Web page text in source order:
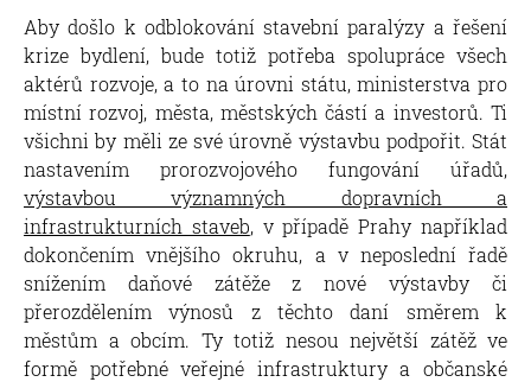
Aby došlo k odblokování stavební paralýzy a řešení
krize bydlení, bude totiž potřeba spolupráce všech
aktérů rozvoje, a to na úrovni státu, ministerstva pro
místní rozvoj, města, městských částí a investorů. Ti
všichni by měli ze své úrovně výstavbu podpořit. Stát
nastavením prorozvojového fungování úřadů,
výstavbou významných dopravních a
infrastrukturních staveb, v případě Prahy například
dokončením vnějšího okruhu, a v neposlední řadě
snížením daňové zátěže z nové výstavby či
přerozdělením výnosů z těchto daní směrem k
městům a obcím. Ty totiž nesou největší zátěž ve
formě potřebné veřejné infrastruktury a občanské